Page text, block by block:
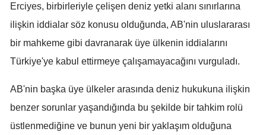
Muğla
Muş
Nevşehir
Niğde
Erciyes, birbirleriyle çelişen deniz yetki alanı sınırlarına
ilişkin iddialar söz konusu olduğunda, AB'nin uluslararası
bir mahkeme gibi davranarak üye ülkenin iddialarını
Türkiye'ye kabul ettirmeye çalışamayacağını vurguladı.
AB'nin başka üye ülkeler arasında deniz hukukuna ilişkin
benzer sorunlar yaşandığında bu şekilde bir tahkim rolü
üstlenmediğine ve bunun yeni bir yaklaşım olduğuna